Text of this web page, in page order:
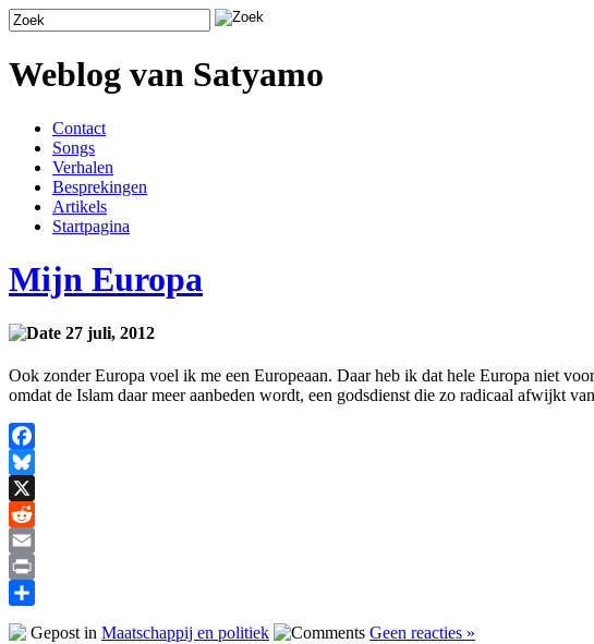
Weblog van Satyamo
Contact
Songs
Verhalen
Besprekingen
Artikels
Startpagina
Mijn Europa
27 juli, 2012
Ook zonder Europa voel ik me een Europeaan. Daar heb ik dat hele Europa niet
omdat de Islam daar meer aanbeden wordt, een godsdienst die zo radicaal afwijkt
Facebook
Bluesky
X
Reddit
Email
Print
Gepost in Maatschappij en politiek Geen reacties »